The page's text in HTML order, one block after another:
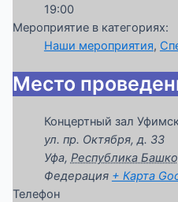
19:00
Мероприятие в категориях:
Наши мероприятия,
Место
Концертный зал
ул. пр. Октября, д. 33
Уфа, Республика
Федерация + Карта
Телефон